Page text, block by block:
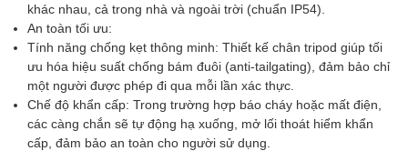
khác nhau, cả trong nhà và ngoài trời (chuẩn IP54).
An toàn tối ưu:
Tính năng chống kẹt thông minh: Thiết kế chân tripod giúp tối
ưu hóa hiệu suất chống bám đuôi (anti-tailgating), đảm bảo chỉ
một người được phép đi qua mỗi lần xác thực.
Chế độ khẩn cấp: Trong trường hợp báo cháy hoặc mất điện,
các càng chắn sẽ tự động hạ xuống, mở lối thoát hiểm khẩn
cấp, đảm bảo an toàn cho người sử dụng.